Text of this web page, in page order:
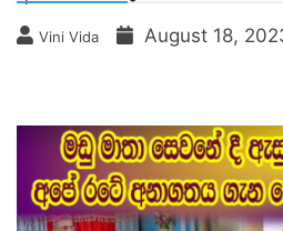
Vini Vida August 18,